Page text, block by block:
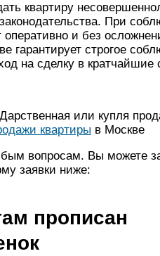
квартиру
При
оперативно и без
гарантирует строгое
на сделку в кратчайшие
или купля
квартиры в Москве
вопросам. Вы можете
заявки ниже:
прописан